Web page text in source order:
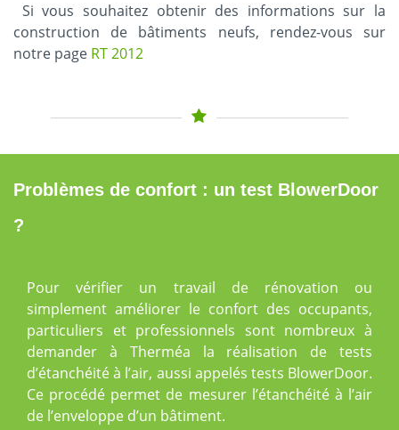
Si vous souhaitez obtenir des informations sur la
construction de bâtiments neufs, rendez-vous sur
notre page RT 2012
Problèmes de confort : un test BlowerDoor
?
Pour vérifier un travail de rénovation ou
simplement améliorer le confort des occupants,
particuliers et professionnels sont nombreux à
demander à Therméa la réalisation de tests
d’étanchéité à l’air, aussi appelés tests BlowerDoor.
Ce procédé permet de mesurer l’étanchéité à l’air
de l’enveloppe d’un bâtiment.